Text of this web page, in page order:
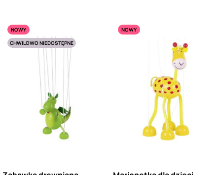
NOWY
CHWILOWO NIEDOSTĘPNE
NOWY